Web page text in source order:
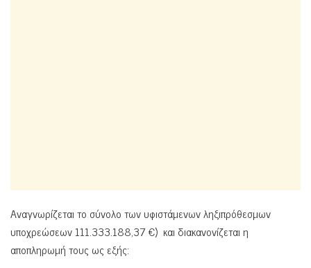
Αναγνωρίζεται το σύνολο των υφιστάμενων ληξιπρόθεσμων
υποχρεώσεων 111.333.188,37 €) και διακανονίζεται η
αποπληρωμή τους ως εξής: